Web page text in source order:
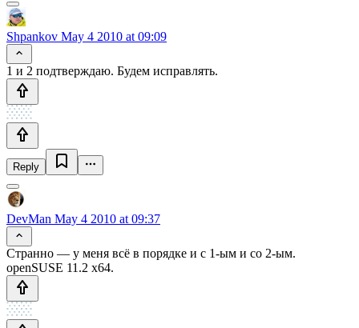
Shpankov May 4 2010 at 09:09
1 и 2 подтверждаю. Будем исправлять.
Reply
DevMan May 4 2010 at 09:37
Странно — у меня всё в порядке и с 1-ым и со 2-ым.
openSUSE 11.2 x64.